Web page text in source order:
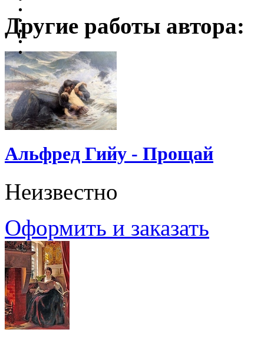
Другие работы автора:
Альфред Гийу - Прощай
Неизвестно
Оформить и заказать